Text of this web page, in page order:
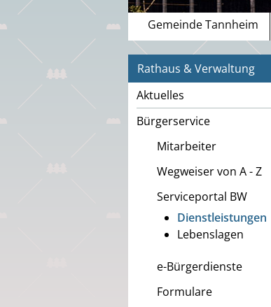
Gemeinde Tannheim
Rathaus & Verwaltung
Aktuelles
Bürgerservice
Mitarbeiter
Wegweiser von A - Z
Serviceportal BW
Dienstleistungen
Lebenslagen
e-Bürgerdienste
Formulare